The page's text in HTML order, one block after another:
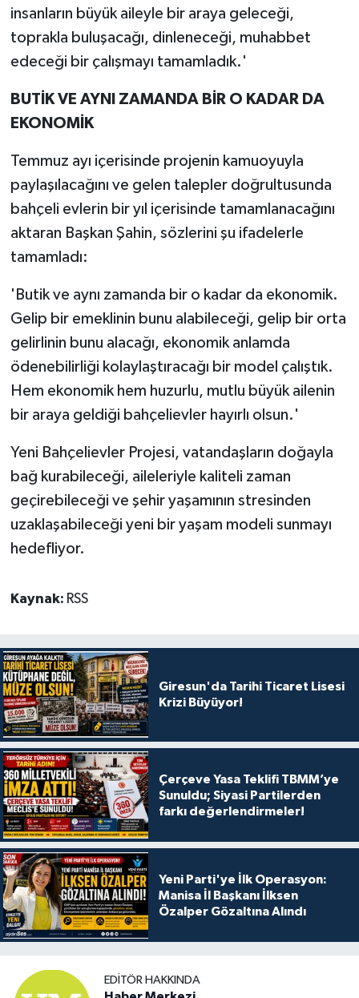
insanların büyük aileyle bir araya geleceği,
toprakla buluşacağı, dinleneceği, muhabbet
edeceği bir çalışmayı tamamladık.'
BUTİK VE AYNI ZAMANDA BİR O KADAR DA
EKONOMİK
Temmuz ayı içerisinde projenin kamuoyuyla
paylaşılacağını ve gelen talepler doğrultusunda
bahçeli evlerin bir yıl içerisinde tamamlanacağını
aktaran Başkan Şahin, sözlerini şu ifadelerle
tamamladı:
'Butik ve aynı zamanda bir o kadar da ekonomik.
Gelip bir emeklinin bunu alabileceği, gelip bir orta
gelirlinin bunu alacağı, ekonomik anlamda
ödenebilirliği kolaylaştıracağı bir model çalıştık.
Hem ekonomik hem huzurlu, mutlu büyük ailenin
bir araya geldiği bahçelievler hayırlı olsun.'
Yeni Bahçelievler Projesi, vatandaşların doğayla
bağ kurabileceği, aileleriyle kaliteli zaman
geçirebileceği ve şehir yaşamının stresinden
uzaklaşabileceği yeni bir yaşam modeli sunmayı
hedefliyor.
Kaynak: RSS
Giresun'da Tarihi Ticaret Lisesi
Krizi Büyüyor!
Çerçeve Yasa Teklifi TBMM’ye
Sunuldu; Siyasi Partilerden
farkı değerlendirmeler!
Yeni Parti'ye İlk Operasyon:
Manisa İl Başkanı İlksen
Özalper Gözaltına Alındı
EDITÖR HAKKINDA